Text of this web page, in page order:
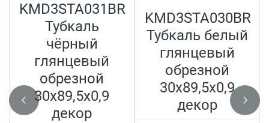
KMD3STA031BR
Тубкаль
чёрный
глянцевый
обрезной
30x89,5x0,9
декор
KMD3STA030BR
Тубкаль белый
глянцевый
обрезной
30x89,5x0,9
декор